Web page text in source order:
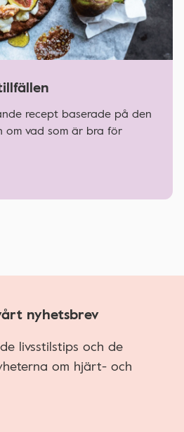
recept baserade på den
om vad som är bra för
nyhetsbrev
livsstilstips och de
om hjärt- och